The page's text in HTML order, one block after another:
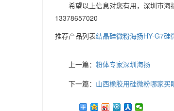
希望以上信息对您有用，深圳市海
13378657020
推荐产品列表结晶硅微粉海扬HY-G7硅
上一篇： 粉体专家深圳海扬
下一篇： 山西橡胶用硅微粉哪家买